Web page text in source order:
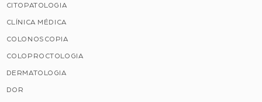
CITOPATOLOGIA
CLÍNICA MÉDICA
COLONOSCOPIA
COLOPROCTOLOGIA
DERMATOLOGIA
DOR